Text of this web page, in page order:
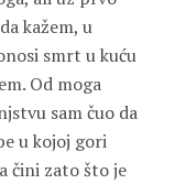
kažem, u
smrt u kuću
Od moga
sam čuo da
u kojoj gori
čini zato što je